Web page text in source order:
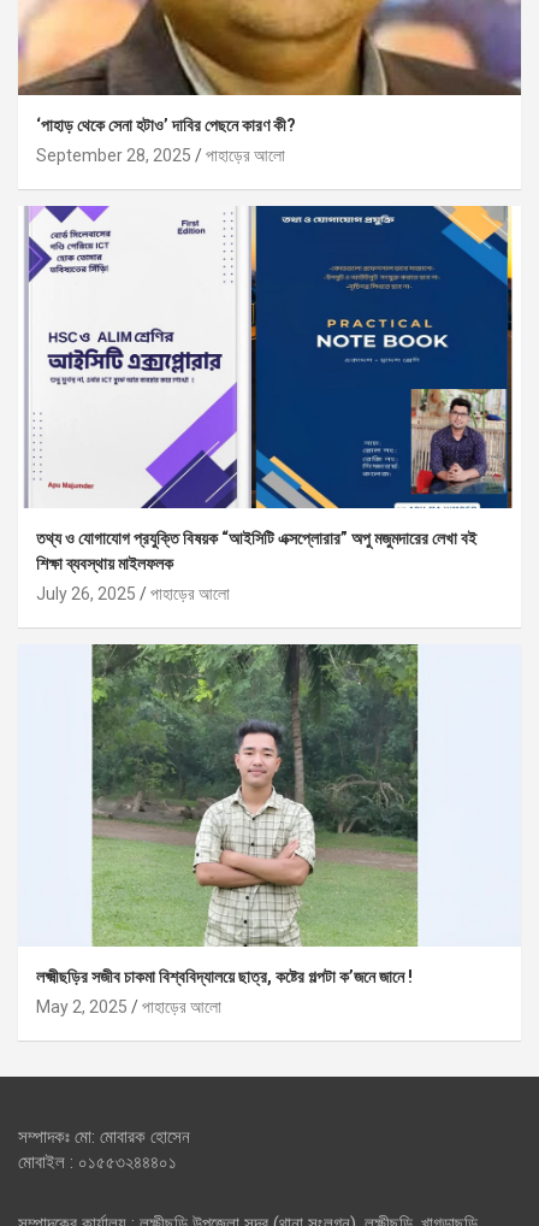
‘পাহাড় থেকে সেনা হটাও’ দাবির পেছনে কারণ কী?
September 28, 2025
পাহাড়ের আলো
তথ্য ও যোগাযোগ প্রযুক্তি বিষয়ক “আইসিটি এক্সপ্লোরার” অপু মজুমদারের লেখা বই
শিক্ষা ব্যবস্থায় মাইলফলক
July 26, 2025
পাহাড়ের আলো
লক্ষ্মীছড়ির সজীব চাকমা বিশ্ববিদ্যালয়ে ছাত্র, কষ্টের গল্পটা ক’জনে জানে !
May 2, 2025
পাহাড়ের আলো
সম্পাদকঃ মো: মোবারক হোসেন
মোবাইল : ০১৫৫৩২৪৪৪০১